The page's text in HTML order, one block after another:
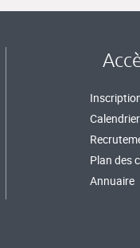
Plan des
Annuaire